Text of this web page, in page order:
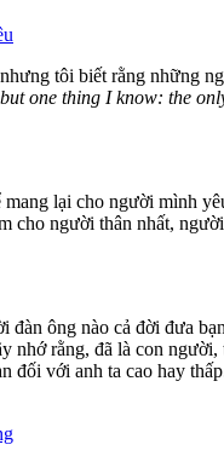
tôi biết rằng những
one thing I know: the
lại cho người mình
cho người thân nhất,
đàn ông nào cả đời đưa
nhớ rằng, đã là con
đối với anh ta cao hay